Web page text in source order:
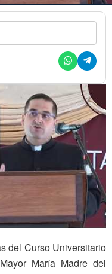
del Curso Universitario
María Madre del